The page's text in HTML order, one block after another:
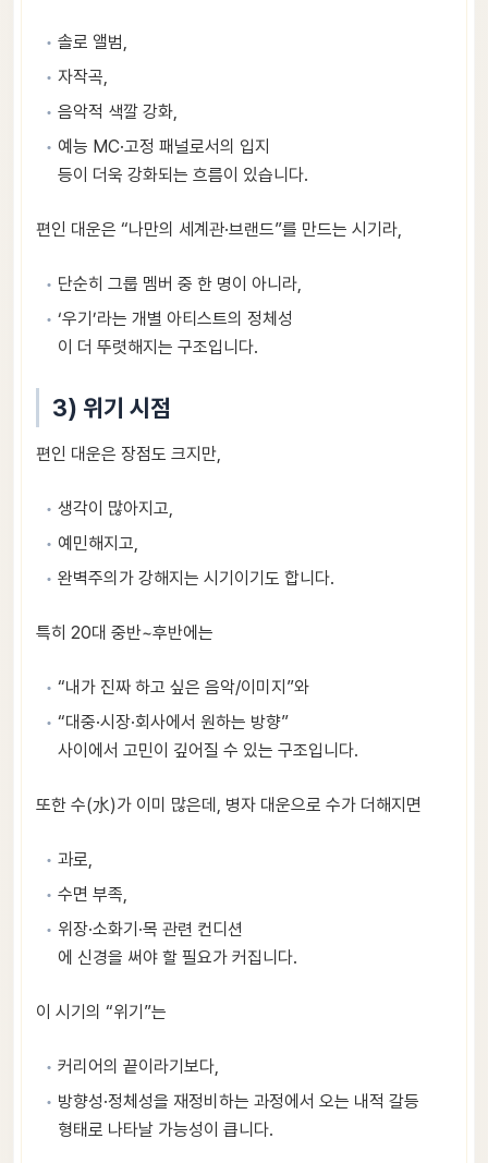
솔로 앨범,
자작곡,
음악적 색깔 강화,
예능 MC·고정 패널로서의 입지
등이 더욱 강화되는 흐름이 있습니다.
편인 대운은 “나만의 세계관·브랜드”를 만드는 시기라,
단순히 그룹 멤버 중 한 명이 아니라,
‘우기’라는 개별 아티스트의 정체성
이 더 뚜렷해지는 구조입니다.
3) 위기 시점
편인 대운은 장점도 크지만,
생각이 많아지고,
예민해지고,
완벽주의가 강해지는 시기이기도 합니다.
특히 20대 중반~후반에는
“내가 진짜 하고 싶은 음악/이미지”와
“대중·시장·회사에서 원하는 방향”
사이에서 고민이 깊어질 수 있는 구조입니다.
또한 수(水)가 이미 많은데, 병자 대운으로 수가 더해지면
과로,
수면 부족,
위장·소화기·목 관련 컨디션
에 신경을 써야 할 필요가 커집니다.
이 시기의 “위기”는
커리어의 끝이라기보다,
방향성·정체성을 재정비하는 과정에서 오는 내적 갈등
형태로 나타날 가능성이 큽니다.